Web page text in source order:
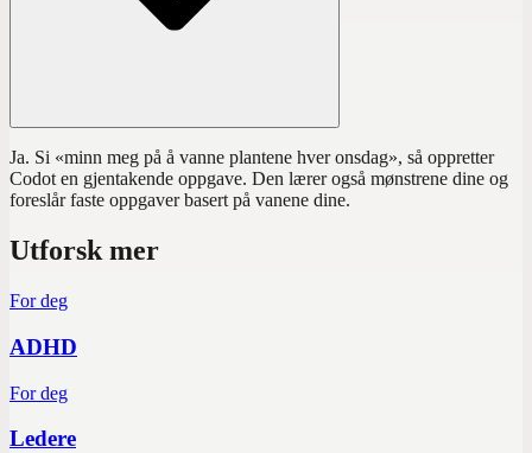
Ja. Si «minn meg på å vanne plantene hver onsdag», så oppretter
Codot en gjentakende oppgave. Den lærer også mønstrene dine og
foreslår faste oppgaver basert på vanene dine.
Utforsk mer
For deg
ADHD
For deg
Ledere